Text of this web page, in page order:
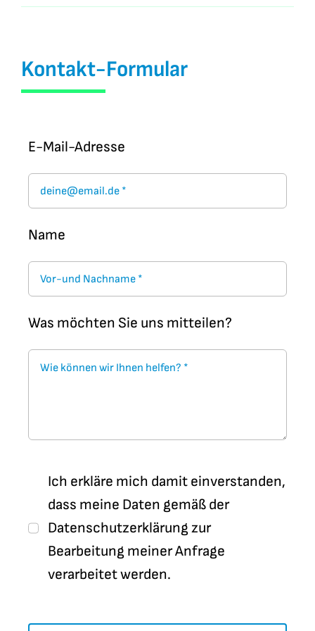
Kontakt-Formular
E-Mail-Adresse
Name
Was möchten Sie uns mitteilen?
Ich erkläre mich damit einverstanden,
dass meine Daten gemäß der
Datenschutzerklärung zur
Bearbeitung meiner Anfrage
verarbeitet werden.
Hier erfährst Du, was unsere Schule
Ein sanfter Start ins Schulleben:
spielerisch lernen, entdecken und
gemeinsam wachsen.
Feste & Traditionen
Singen, lachen, basteln, tanzen:
Projekte & Aktivitäten
Jedes Projekt ein Abenteuer: Lernen
mit Kopf, Herz und Hand.
Eltern-ABC
Formulare
Schnell finden, einfach ausfüllen.